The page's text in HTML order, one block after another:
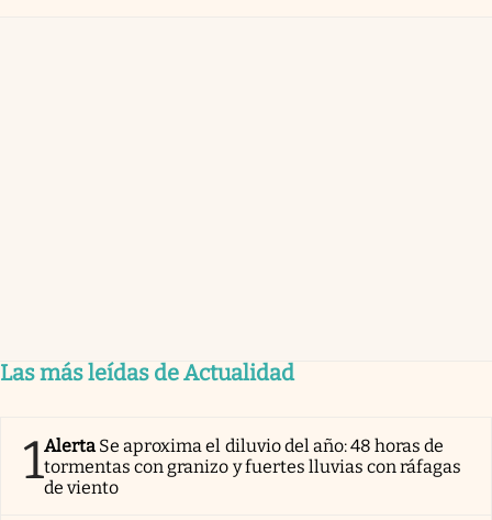
Las más leídas de Actualidad
1Alerta Se aproxima el diluvio del año: 48 horas de
tormentas con granizo y fuertes lluvias con ráfagas
de viento